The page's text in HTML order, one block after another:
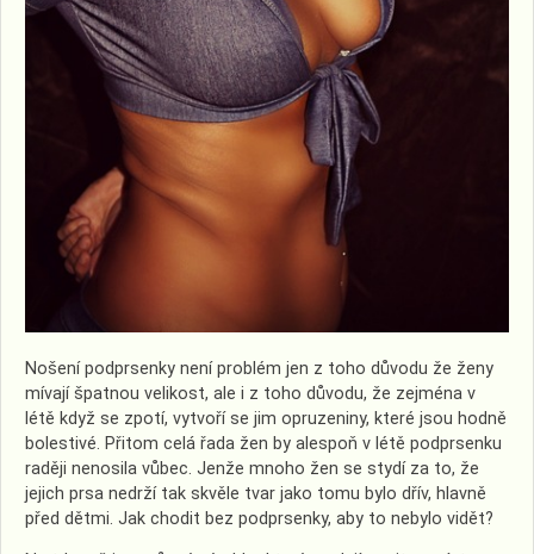
Nošení podprsenky není problém jen z toho důvodu že ženy
mívají špatnou velikost, ale i z toho důvodu, že zejména v
létě když se zpotí, vytvoří se jim opruzeniny, které jsou hodně
bolestivé. Přitom celá řada žen by alespoň v létě podprsenku
raději nenosila vůbec. Jenže mnoho žen se stydí za to, že
jejich prsa nedrží tak skvěle tvar jako tomu bylo dřív, hlavně
před dětmi. Jak chodit bez podprsenky, aby to nebylo vidět?